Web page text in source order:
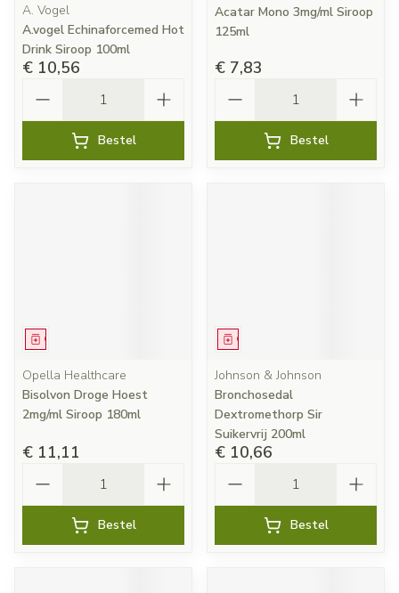
A. Vogel
A.vogel Echinaforcemed Hot
Drink Siroop 100ml
€ 10,56
Bestel
Acatar Mono 3mg/ml Siroop
125ml
€ 7,83
Bestel
Geneesmiddel
Opella Healthcare
Bisolvon Droge Hoest
2mg/ml Siroop 180ml
€ 11,11
Bestel
Geneesmiddel
Johnson & Johnson
Bronchosedal
Dextromethorp Sir
Suikervrij 200ml
€ 10,66
Bestel